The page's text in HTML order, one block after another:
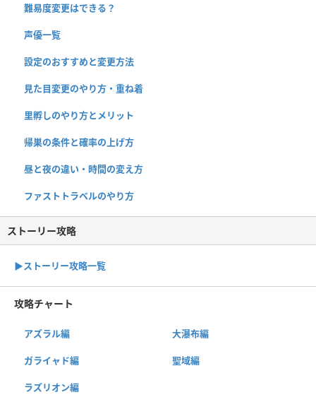
難易度変更はできる？
声優一覧
設定のおすすめと変更方法
見た目変更のやり方・重ね着
里孵しのやり方とメリット
帰巣の条件と確率の上げ方
昼と夜の違い・時間の変え方
ファストトラベルのやり方
ストーリー攻略
▶︎ストーリー攻略一覧
攻略チャート
アズラル編 大瀑布編
ガライャド編 聖域編
ラズリオン編